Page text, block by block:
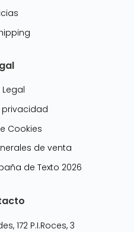
Cookies
de venta
de Texto 2026
172 P.I.Roces, 3